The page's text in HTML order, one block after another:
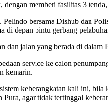
memberi fasilitas 3
bersama Dishub dan
depan pintu gerbang
jalan yang berada di dalam
service ke calon
kemarin.
keberangkatan kali ini,
agar tidak tertinggal